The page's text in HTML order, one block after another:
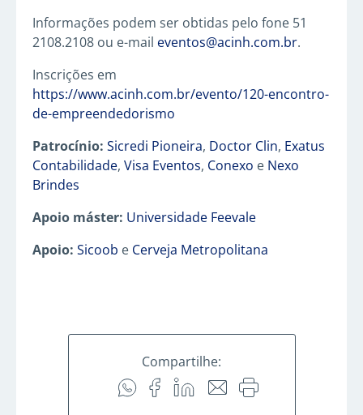
Informações podem ser obtidas pelo fone 51
2108.2108 ou e-mail eventos@acinh.com.br.
Inscrições em
https://www.acinh.com.br/evento/120-encontro-
de-empreendedorismo
Patrocínio: Sicredi Pioneira, Doctor Clin, Exatus
Contabilidade, Visa Eventos, Conexo e Nexo
Brindes
Apoio máster: Universidade Feevale
Apoio: Sicoob e Cerveja Metropolitana
Compartilhe: